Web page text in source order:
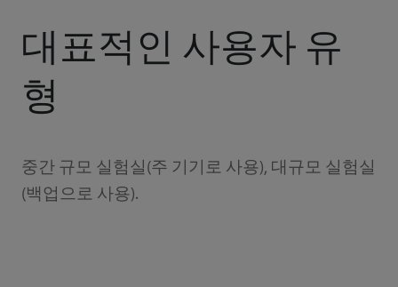
대표적인 사용자 유
형
중간 규모 실험실(주 기기로 사용), 대규모 실험실
(백업으로 사용).